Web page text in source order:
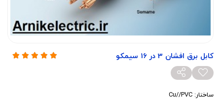
کابل برق افشان 3 در 16 سیمکو
ساختار: Cu//PVC